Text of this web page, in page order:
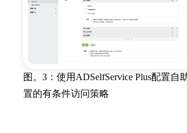
图。3：使用ADSelfService Plus配置自
置的有条件访问策略